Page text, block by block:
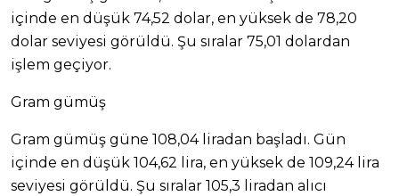
içinde en düşük 74,52 dolar, en yüksek de 78,20
dolar seviyesi görüldü. Şu sıralar 75,01 dolardan
işlem geçiyor.
Gram gümüş
Gram gümüş güne 108,04 liradan başladı. Gün
içinde en düşük 104,62 lira, en yüksek de 109,24 lira
seviyesi görüldü. Şu sıralar 105,3 liradan alıcı